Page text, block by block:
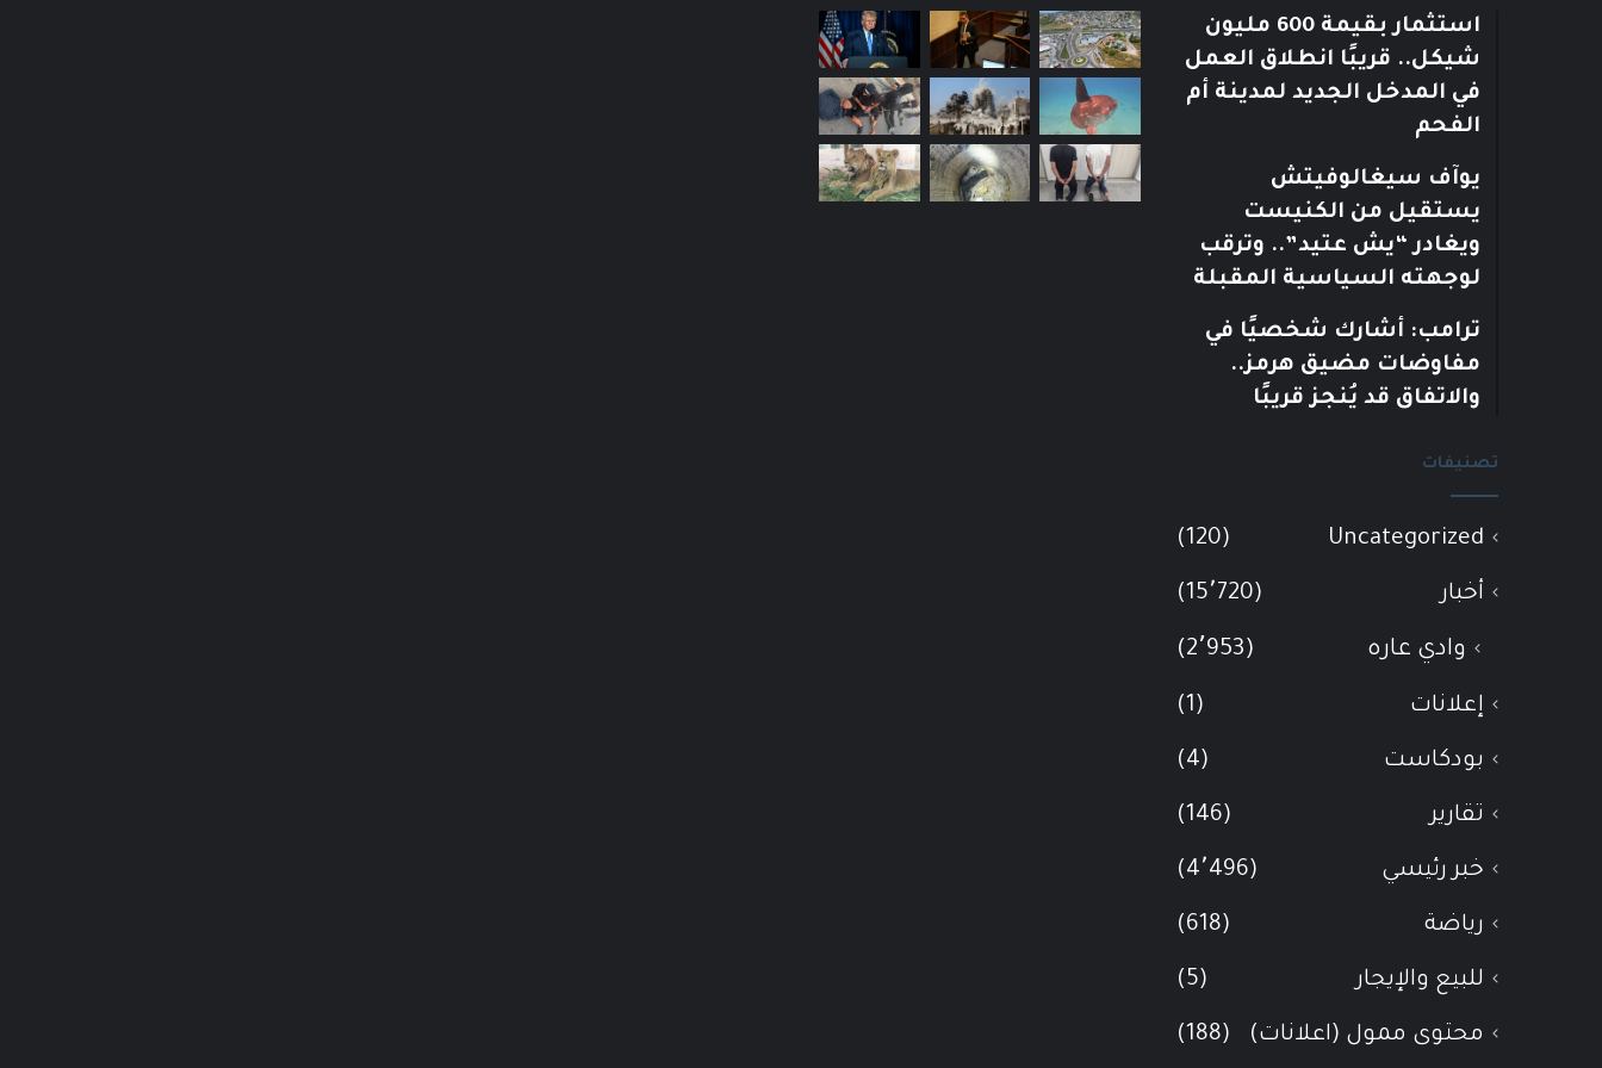
استثمار بقيمة 600 مليون
شيكل.. قريبًا انطلاق العمل
في المدخل الجديد لمدينة أم
الفحم
يوآف سيغالوفيتش
يستقيل من الكنيست
ويغادر “يش عتيد”.. وترقب
لوجهته السياسية المقبلة
ترامب: أشارك شخصيًا في
مفاوضات مضيق هرمز..
والاتفاق قد يُنجز قريبًا
تصنيفات
Uncategorized
(120)
أخبار (15٬720)
وادي عاره (2٬953)
إعلانات (1)
بودكاست (4)
تقارير (146)
خبر رئيسي (4٬496)
رياضة (618)
للبيع والإيجار (5)
محتوى ممول (اعلانات) (188)